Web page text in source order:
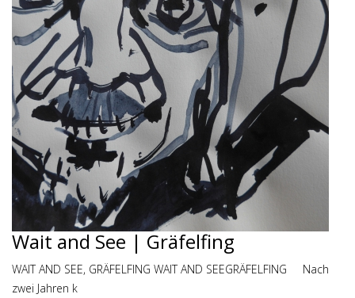
Wait and See | Gräfelfing
WAIT AND SEE, GRÄFELFING WAIT AND SEEGRÄFELFING Nach
zwei Jahren k